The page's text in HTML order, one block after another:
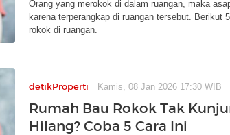
Orang yang merokok di dalam ruangan, maka
karena terperangkap di ruangan tersebut. Berikut
rokok di ruangan.
detikProperti Kamis, 08 Jan 2026 17:30 WIB
Rumah Bau Rokok Tak
Hilang? Coba 5 Cara Ini